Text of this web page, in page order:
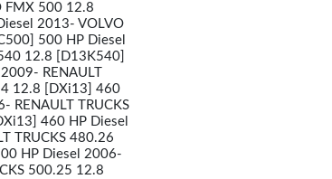
FMX 500 12.8
2013- VOLVO
500 HP Diesel
12.8 [D13K540]
RENAULT
12.8 [DXi13] 460
RENAULT TRUCKS
460 HP Diesel
TRUCKS 480.26
HP Diesel 2006-
500.25 12.8